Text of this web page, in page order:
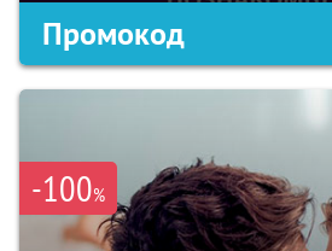
Промокод
-100%